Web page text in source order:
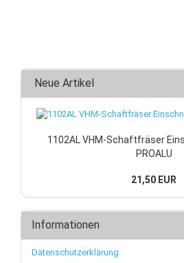
Neue Artikel
1102AL VHM-Schaftfräser
PROALU
21,50 EUR
Informationen
Datenschutzerklärung